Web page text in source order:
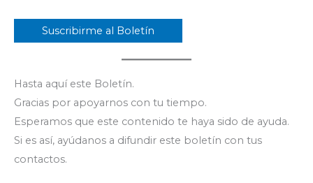
Suscribirme al Boletín
Hasta aquí este Boletín.
Gracias por apoyarnos con tu tiempo.
Esperamos que este contenido te haya sido de ayuda.
Si es así, ayúdanos a difundir este boletín con tus
contactos.